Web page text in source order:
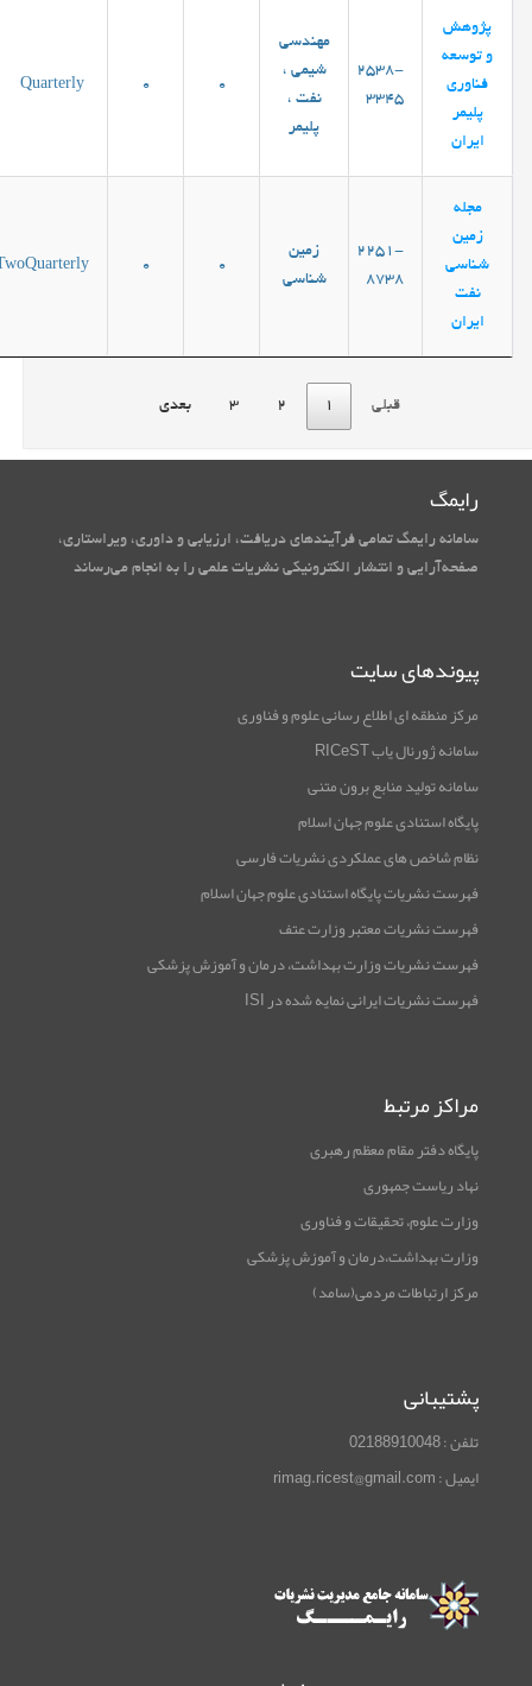
پژوهش
و توسعه
فناوری
پلیمر
ایران
2538-
3345
مهندسی
شیمی ،
نفت ،
پلیمر
0
0
Quarterly
مجله
زمین
شناسی
نفت
ایران
2251-
8738
زمین
شناسی
0
0
TwoQuarterly
قبلی 1
2
3 بعدی
رایمگ
سامانه رایمگ تمامی فرآیندهای دریافت، ارزیابی و داوری، ویراستاری،
صفحه‌آرایی و انتشار الکترونیکی نشریات علمی را به انجام می‌رساند
پیوندهای سایت
مرکز منطقه ای اطلاع رسانی علوم و فناوری
سامانه ژورنال یاب RICeST
سامانه تولید منابع برون متنی
پایگاه استنادی علوم جهان اسلام
نظام شاخص های عملکردی نشریات فارسی
فهرست نشریات پایگاه استنادی علوم جهان اسلام
فهرست نشریات معتبر وزارت عتف
فهرست نشریات وزارت بهداشت، درمان و آموزش پزشکی
فهرست نشریات ایرانی نمایه شده در ISI
مراکز مرتبط
پایگاه دفتر مقام معظم رهبری
نهاد ریاست جمهوری
وزارت علوم، تحقیقات و فناوری
وزارت بهداشت،درمان و آموزش پزشکی
مرکز ارتباطات مردمی(سامد)
پشتیبانی
تلفن : 02188910048
ایمیل : rimag.ricest@gmail.com